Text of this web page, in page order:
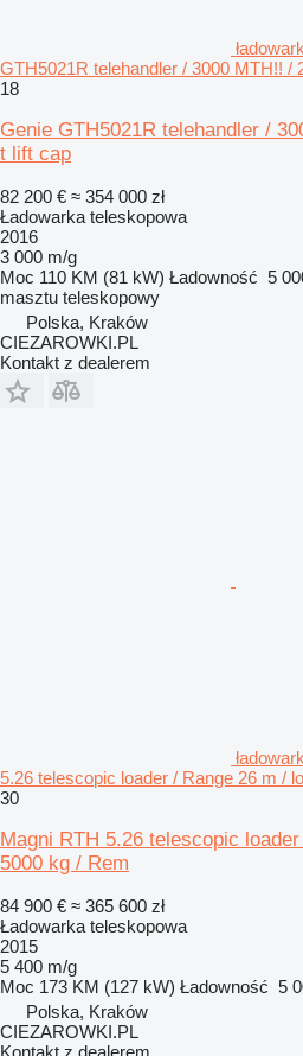
GTH5021R telehandler / 3000 MTH!! /
18
Genie GTH5021R telehandler /
t lift cap
82 200 € ≈ 354 000 zł
Ładowarka teleskopowa
2016
3 000 m/g
Moc 110 KM (81 kW) Ładowność 5
masztu teleskopowy
Polska, Kraków
CIEZAROWKI.PL
Kontakt z dealerem
5.26 telescopic loader / Range 26 m /
30
Magni RTH 5.26 telescopic
5000 kg / Rem
84 900 € ≈ 365 600 zł
Ładowarka teleskopowa
2015
5 400 m/g
Moc 173 KM (127 kW) Ładowność 5
Polska, Kraków
CIEZAROWKI.PL
Kontakt z dealerem